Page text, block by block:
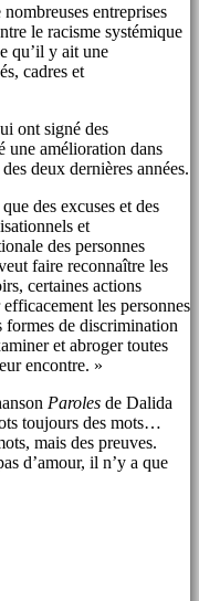
entreprises
le racisme systémique
qu’il y ait une
cadres et
ont signé des
une amélioration dans
deux dernières années.
des excuses et des
et
des personnes
faire reconnaître les
certaines actions
les personnes
formes de discrimination
et abroger toutes
encontre. »
Paroles de Dalida
toujours des mots…
mais des preuves.
d’amour, il n’y a que